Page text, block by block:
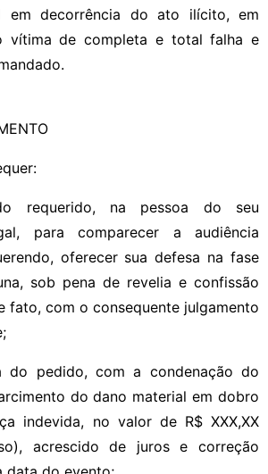
em decorrência do ato ilícito, em
vítima de completa e total falha e
requerido, na pessoa do seu
para comparecer a audiência
oferecer sua defesa na fase
sob pena de revelia e confissão
fato, com o consequente julgamento
do pedido, com a condenação do
do dano material em dobro
indevida, no valor de R$ XXX,XX
acrescido de juros e correção